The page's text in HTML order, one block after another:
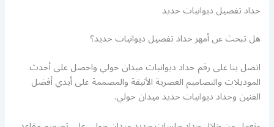
حداد تفصيل ديوانيات حديد
هل تبحث عن أمهر حداد تفصيل ديوانيات حديد؟
اتصل بنا على رقم حداد ديوانيات ميدان حولي واحصل على أحدث
الموديلات والتصاميم العصرية الأنيقة والمصممة على أيدي أفضل
الفنين وحداد ديوانيات حديد ميدان حولي.